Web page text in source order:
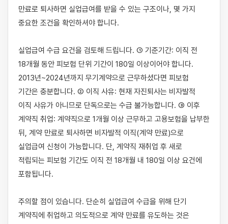
만료로 퇴사하면 실업급여를 받을 수 있는 구조이나, 몇 가지
중요한 조건을 확인하셔야 합니다.
실업급여 수급 요건을 검토해 드립니다. ① 기준기간: 이직 전
18개월 동안 피보험 단위 기간이 180일 이상이어야 합니다.
2013년~2024년까지 무기계약으로 근무하셨다면 피보험
기간은 충분합니다. ② 이직 사유: 현재 자진퇴사는 비자발적
이직 사유가 아니므로 단독으로는 수급 불가능합니다. ③ 이후
계약직 취업: 계약직으로 1개월 이상 근무하고 고용보험을 납부한
뒤, 계약 만료로 퇴사하면 비자발적 이직(계약 만료)으로
실업급여 신청이 가능합니다. 단, 계약직 재취업 후 새로
적립되는 피보험 기간도 이직 전 18개월 내 180일 이상 요건에
포함됩니다.
주의할 점이 있습니다. 단순히 실업급여 수급을 위해 단기
계약직에 취업하고 의도적으로 계약 만료를 유도하는 것은